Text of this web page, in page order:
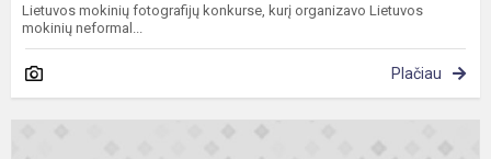
Lietuvos mokinių fotografijų konkurse, kurį organizavo Lietuvos
mokinių neformal...
Plačiau